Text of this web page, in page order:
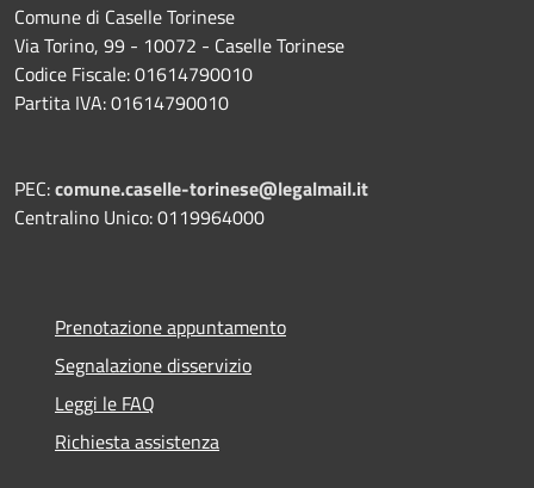
Comune di Caselle Torinese
Via Torino, 99 - 10072 - Caselle Torinese
Codice Fiscale: 01614790010
Partita IVA: 01614790010
PEC:comune.caselle-torinese@legalmail.it
Centralino Unico: 0119964000
Prenotazione appuntamento
Segnalazione disservizio
Leggi le FAQ
Richiesta assistenza